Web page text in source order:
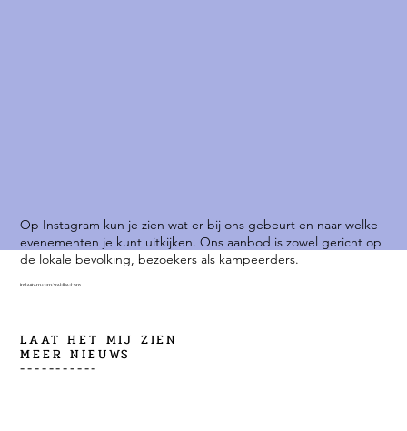
Op Instagram kun je zien wat er bij ons gebeurt en naar welke
evenementen je kunt uitkijken. Ons aanbod is zowel gericht op
de lokale bevolking, bezoekers als kampeerders.
instagram.com/waldbad-isny
LAAT HET MIJ ZIEN
MEER NIEUWS
-----------